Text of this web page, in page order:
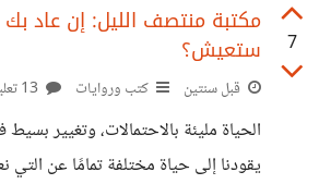
يستحق أن نولي له بعض الاهتمام؛ هو
كوكب متوتر" يوضح الكاتب "مات هيج"
ووسائل التواصل الاجتماعي أن تؤثر
وزيادة القلق؛ فتجعلنا مطالبين بالتواجد
7
مكتبة منتصف الليل: إن عاد بك
ستعيش؟
قبل سنتين كتب وروايات
الحياة مليئة بالاحتمالات، وتغيير
يقودنا إلى حياة مختلفة تمامًا عن التي